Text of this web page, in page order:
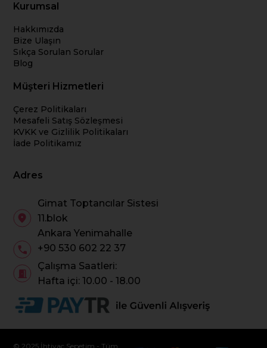
Kurumsal
Hakkımızda
Bize Ulaşın
Sıkça Sorulan Sorular
Blog
Müşteri Hizmetleri
Çerez Politikaları
Mesafeli Satış Sözleşmesi
KVKK ve Gizlilik Politikaları
İade Politikamız
Adres
Gimat Toptancılar Sistesi
11.blok
Ankara Yenimahalle
+90 530 602 22 37
Çalışma Saatleri:
Hafta içi: 10.00 - 18.00
© 2025 İhtiyaç Sepetim - Tüm